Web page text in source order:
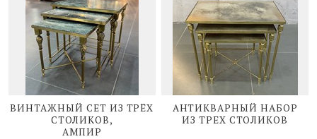
ВИНТАЖНЫЙ СЕТ ИЗ ТРЁХ
СТОЛИКОВ,
АМПИР
АНТИКВАРНЫЙ НАБОР
ИЗ ТРЕХ СТОЛИКОВ